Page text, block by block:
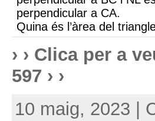
perpendicular a CA.
Quina és l’àrea del
› › Clica per a
597 › ›
10 maig, 2023 |